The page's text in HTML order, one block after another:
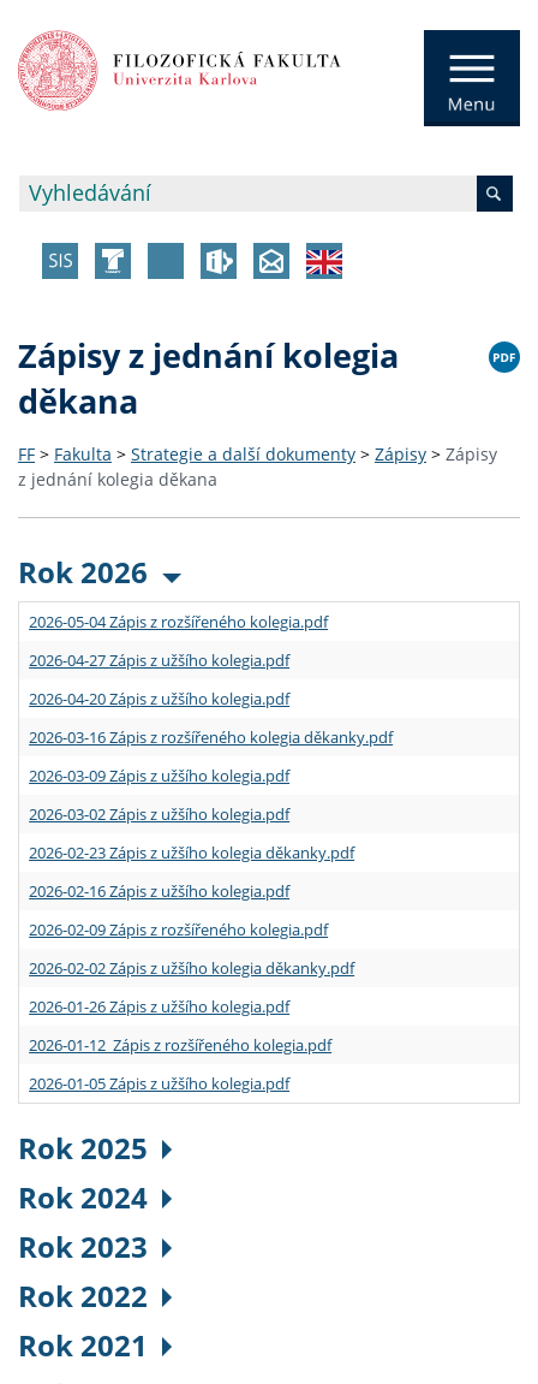
Zápisy z jednání kolegia
děkana
FF > Fakulta > Strategie a další dokumenty > Zápisy > Zápisy
z jednání kolegia děkana
Rok 2026
2026-05-04 Zápis z rozšířeného kolegia.pdf
2026-04-27 Zápis z užšího kolegia.pdf
2026-04-20 Zápis z užšího kolegia.pdf
2026-03-16 Zápis z rozšířeného kolegia děkanky.pdf
2026-03-09 Zápis z užšího kolegia.pdf
2026-03-02 Zápis z užšího kolegia.pdf
2026-02-23 Zápis z užšího kolegia děkanky.pdf
2026-02-16 Zápis z užšího kolegia.pdf
2026-02-09 Zápis z rozšířeného kolegia.pdf
2026-02-02 Zápis z užšího kolegia děkanky.pdf
2026-01-26 Zápis z užšího kolegia.pdf
2026-01-12 Zápis z rozšířeného kolegia.pdf
2026-01-05 Zápis z užšího kolegia.pdf
Rok 2025
Rok 2024
Rok 2023
Rok 2022
Rok 2021